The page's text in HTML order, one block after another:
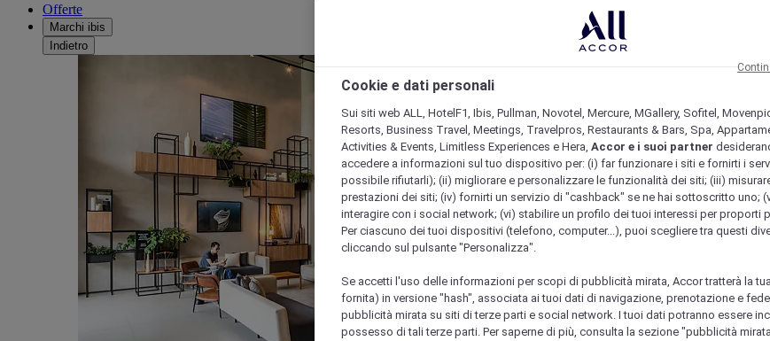
Offerte
Marchi ibis
Indietro
Cookie e dati personali
Sui siti web ALL, HotelF1, Ibis, Pullman, Novotel, Mercure, MGallery, Sofitel,
Resorts, Business Travel, Meetings, Travelpros, Restaurants & Bars, Spa,
Activities & Events, Limitless Experiences e Hera, Accor e i suoi partner
accedere a informazioni sul tuo dispositivo per: (i) far funzionare i siti e fornirti i
possibile rifiutarli); (ii) migliorare e personalizzare le funzionalità dei siti; (iii)
prestazioni dei siti; (iv) fornirti un servizio di "cashback" se ne hai sottoscritto uno;
interagire con i social network; (vi) stabilire un profilo dei tuoi interessi per proporti
Per ciascuno dei tuoi dispositivi (telefono, computer...), puoi scegliere tra questi
cliccando sul pulsante "Personalizza".
Se accetti l'uso delle informazioni per scopi di pubblicità mirata, Accor tratterà la
fornita) in versione "hash", associata ai tuoi dati di navigazione, prenotazione e
pubblicità mirata su siti di terze parti e social network. I tuoi dati potranno essere
possesso di tali terze parti. Per saperne di più, consulta la sezione "pubblicità